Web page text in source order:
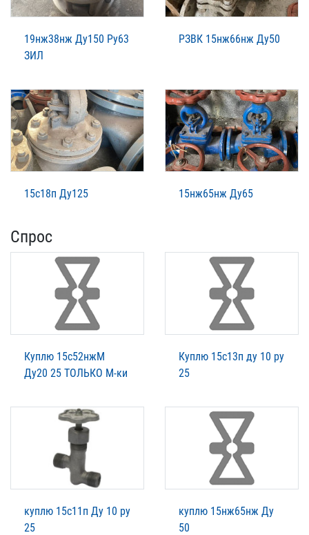
19нж38нж Ду150 Ру63
ЗИЛ
РЗВК 15нж66нж Ду50
15с18п Ду125 15нж65нж Ду65
Спрос
Куплю 15с52нжМ
Ду20 25 ТОЛЬКО М-ки
Куплю 15с13п ду 10 ру
25
куплю 15с11п Ду 10 ру
25
куплю 15нж65нж Ду
50